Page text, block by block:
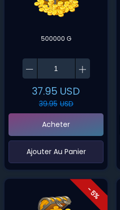
Azgalor-Alliance
Azshara-Alliance
Baelgun-Alliance
Balnazzar-Alliance
Black Dragonflight-Alliance
Blackhand-Alliance
Blackrock-Alliance
500000 G
37.95 USD
39.95 USD
Acheter
‌Ajouter Au Panier
- 5%